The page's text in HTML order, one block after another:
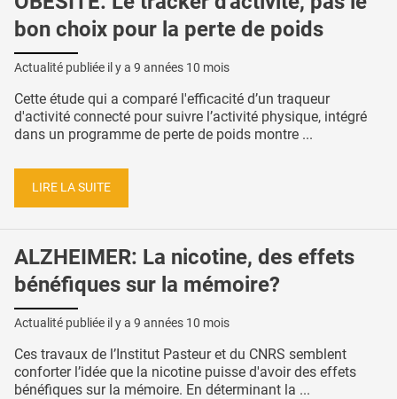
bon choix pour la perte de poids
Actualité publiée il y a 9 années 10 mois
Cette étude qui a comparé l'efficacité d’un traqueur
d'activité connecté pour suivre l’activité physique, intégré
dans un programme de perte de poids montre ...
LIRE LA SUITE
ALZHEIMER: La nicotine, des effets
bénéfiques sur la mémoire?
Actualité publiée il y a 9 années 10 mois
Ces travaux de l’Institut Pasteur et du CNRS semblent
conforter l’idée que la nicotine puisse d'avoir des effets
bénéfiques sur la mémoire. En déterminant la ...